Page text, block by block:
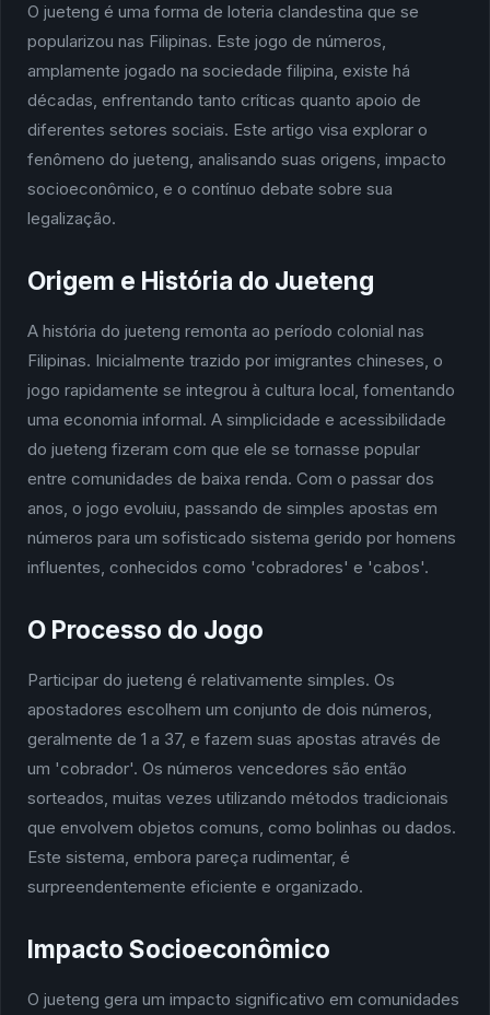
O jueteng é uma forma de loteria clandestina que se
popularizou nas Filipinas. Este jogo de números,
amplamente jogado na sociedade filipina, existe há
décadas, enfrentando tanto críticas quanto apoio de
diferentes setores sociais. Este artigo visa explorar o
fenômeno do jueteng, analisando suas origens, impacto
socioeconômico, e o contínuo debate sobre sua
legalização.
Origem e História do Jueteng
A história do jueteng remonta ao período colonial nas
Filipinas. Inicialmente trazido por imigrantes chineses, o
jogo rapidamente se integrou à cultura local, fomentando
uma economia informal. A simplicidade e acessibilidade
do jueteng fizeram com que ele se tornasse popular
entre comunidades de baixa renda. Com o passar dos
anos, o jogo evoluiu, passando de simples apostas em
números para um sofisticado sistema gerido por homens
influentes, conhecidos como 'cobradores' e 'cabos'.
O Processo do Jogo
Participar do jueteng é relativamente simples. Os
apostadores escolhem um conjunto de dois números,
geralmente de 1 a 37, e fazem suas apostas através de
um 'cobrador'. Os números vencedores são então
sorteados, muitas vezes utilizando métodos tradicionais
que envolvem objetos comuns, como bolinhas ou dados.
Este sistema, embora pareça rudimentar, é
surpreendentemente eficiente e organizado.
Impacto Socioeconômico
O jueteng gera um impacto significativo em comunidades